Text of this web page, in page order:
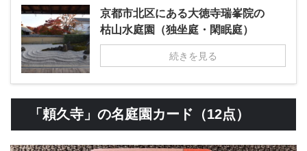
京都市北区にある大徳寺瑞峯院の
枯山水庭園（独坐庭・閑眠庭）
続きを見る
「頼久寺」の名庭園カード（12点）